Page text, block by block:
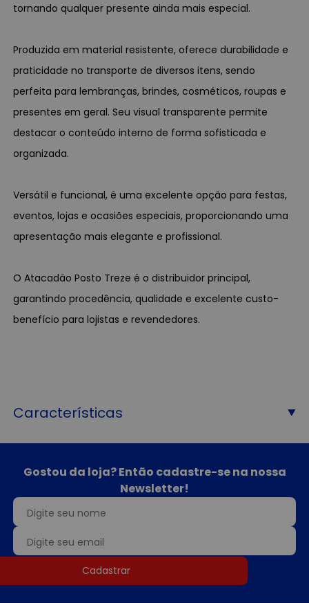
tornando qualquer presente ainda mais especial.
Produzida em material resistente, oferece durabilidade e
praticidade no transporte de diversos itens, sendo
perfeita para lembranças, brindes, cosméticos, roupas e
presentes em geral. Seu visual transparente permite
destacar o conteúdo interno de forma sofisticada e
organizada.
Versátil e funcional, é uma excelente opção para festas,
eventos, lojas e ocasiões especiais, proporcionando uma
apresentação mais elegante e profissional.
O Atacadão Posto Treze é o distribuidor principal,
garantindo procedência, qualidade e excelente custo-
benefício para lojistas e revendedores.
Características
Gostou da loja? Então cadastre-se na nossa
Newsletter!
Cadastrar